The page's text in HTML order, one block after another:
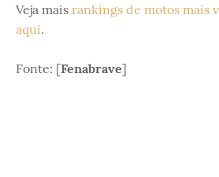
Veja mais rankings de motos mais
aqui.
Fonte: [Fenabrave]